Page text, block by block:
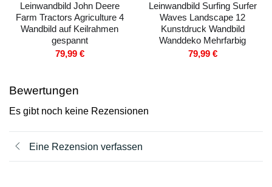
Leinwandbild John Deere
Farm Tractors Agriculture 4
Wandbild auf Keilrahmen
gespannt
79,99 €
Leinwandbild Surfing Surfer
Waves Landscape 12
Kunstdruck Wandbild
Wanddeko Mehrfarbig
79,99 €
Bewertungen
Es gibt noch keine Rezensionen
Eine Rezension verfassen